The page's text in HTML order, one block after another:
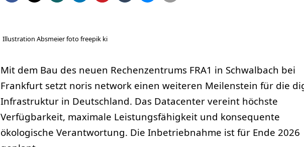
Illustration Absmeier foto freepik ki
Mit dem Bau des neuen Rechenzentrums FRA1 in Schwalbach bei
Frankfurt setzt noris network einen weiteren Meilenstein für die
Infrastruktur in Deutschland. Das Datacenter vereint höchste
Verfügbarkeit, maximale Leistungsfähigkeit und konsequente
ökologische Verantwortung. Die Inbetriebnahme ist für Ende 2026